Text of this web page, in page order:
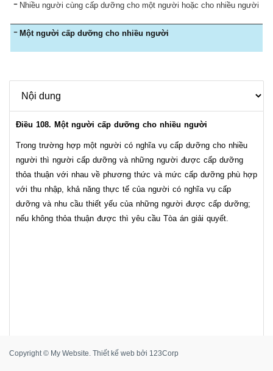
Nhiều người cùng cấp dưỡng cho một người hoặc cho nhiều người
Một người cấp dưỡng cho nhiều người
Điều 108. Một người cấp dưỡng cho nhiều người
Trong trường hợp một người có nghĩa vụ cấp dưỡng cho nhiều
người thì người cấp dưỡng và những người được cấp dưỡng
thỏa thuận với nhau về phương thức và mức cấp dưỡng phù hợp
với thu nhập, khả năng thực tế của người có nghĩa vụ cấp
dưỡng và nhu cầu thiết yếu của những người được cấp dưỡng;
nếu không thỏa thuận được thì yêu cầu Tòa án giải quyết.
Copyright © My Website. Thiết kế web bởi 123Corp